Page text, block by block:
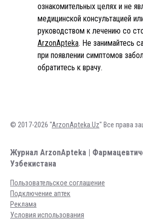
ознакомительных целях и не
медицинской консультацией
руководством к лечению со
ArzonApteka. Не занимайтесь
при появлении симптомов
обратитесь к врачу.
© 2017-2026 "ArzonApteka.Uz" Все права
Журнал ArzonApteka |
Узбекистана
Пользовательское соглашение
Подключение аптек
Реклама
Условия использования